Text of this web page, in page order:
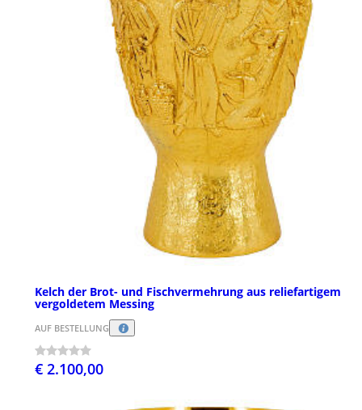
Kelch der Brot- und Fischvermehrung aus reliefartigem
vergoldetem Messing
AUF BESTELLUNG
€ 2.100,00